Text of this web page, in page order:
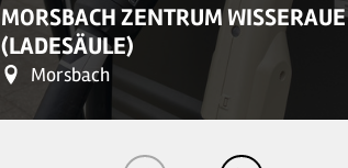
MORSBACH ZENTRUM WISSERAUE
(LADESÄULE)
Morsbach